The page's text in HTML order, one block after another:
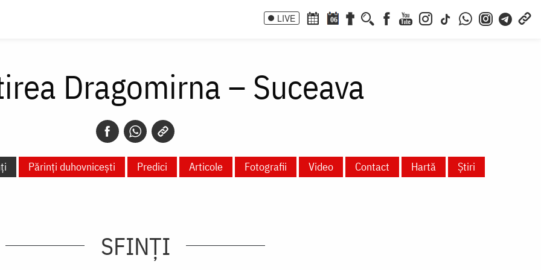
LIVE 06
Dragomirna – Suceava
Părinți duhovnicești Predici Articole Fotografii Video Contact Hartă Știri
SFINȚI